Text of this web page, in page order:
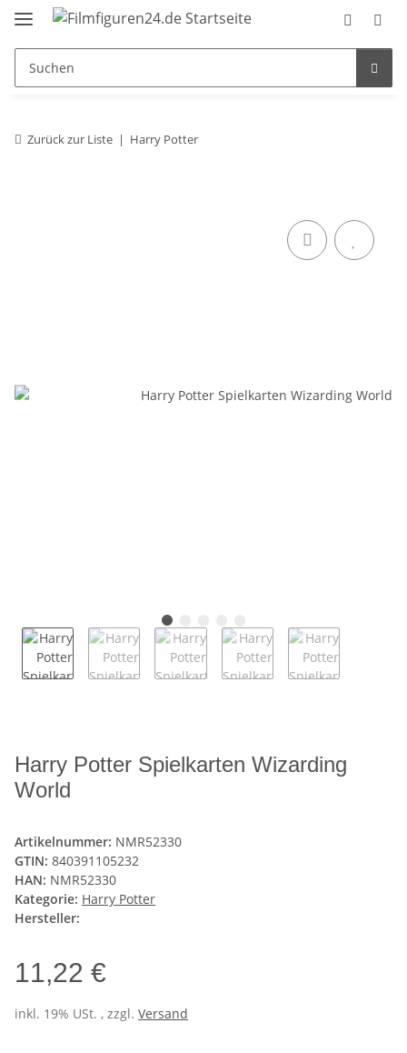
Zurück zur Liste Harry Potter
Harry Potter Spielkarten Wizarding
World
Artikelnummer: NMR52330
GTIN: 840391105232
HAN: NMR52330
Kategorie: Harry Potter
Hersteller:
11,22 €
inkl. 19% USt. , zzgl. Versand